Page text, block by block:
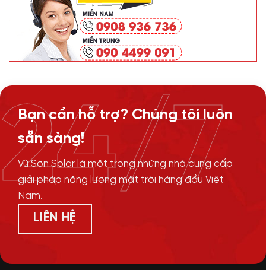
Bạn cần hỗ trợ? Chúng tôi luôn
sẵn sàng!
Vũ Sơn Solar là một trong những nhà cung cấp
giải pháp năng lượng mặt trời hàng đầu Việt
Nam.
LIÊN HỆ
24/7